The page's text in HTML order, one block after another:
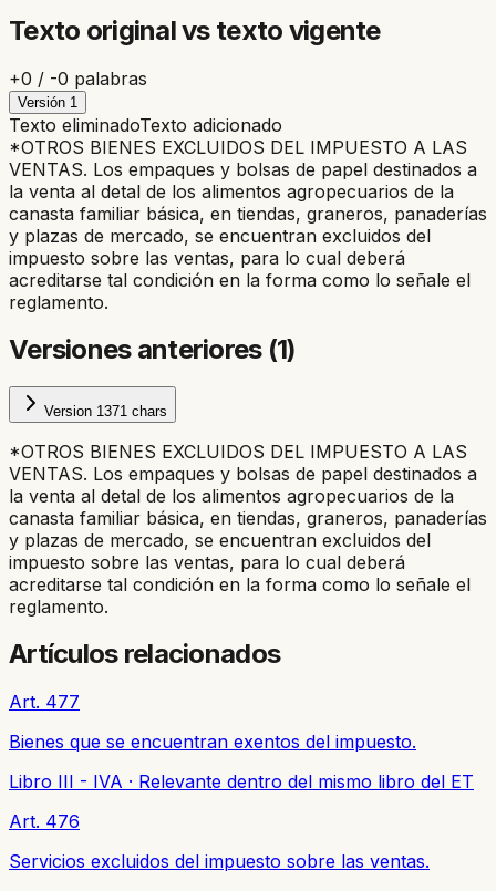
Texto original vs texto vigente
+0 / -0 palabras
Versión 1
Texto eliminadoTexto adicionado
*OTROS BIENES EXCLUIDOS DEL IMPUESTO A LAS
VENTAS. Los empaques y bolsas de papel destinados a
la venta al detal de los alimentos agropecuarios de la
canasta familiar básica, en tiendas, graneros, panaderías
y plazas de mercado, se encuentran excluidos del
impuesto sobre las ventas, para lo cual deberá
acreditarse tal condición en la forma como lo señale el
reglamento.
Versiones anteriores (1)
Version 1371 chars
*OTROS BIENES EXCLUIDOS DEL IMPUESTO A LAS
VENTAS. Los empaques y bolsas de papel destinados a
la venta al detal de los alimentos agropecuarios de la
canasta familiar básica, en tiendas, graneros, panaderías
y plazas de mercado, se encuentran excluidos del
impuesto sobre las ventas, para lo cual deberá
acreditarse tal condición en la forma como lo señale el
reglamento.
Artículos relacionados
Art. 477
Bienes que se encuentran exentos del impuesto.
Libro III - IVA · Relevante dentro del mismo libro del ET
Art. 476
Servicios excluidos del impuesto sobre las ventas.